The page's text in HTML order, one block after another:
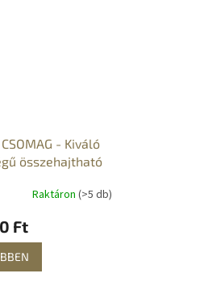
- Kiváló
összehajtható
Raktáron (>5 db)
Ft